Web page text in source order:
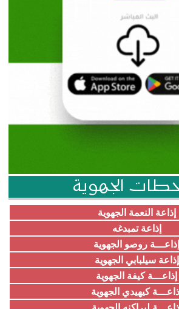
الجهوية
إذاعة النعمة الجهوية
إذاعة تمبدغه
إذاعـــة روصو الجهوية
إذاعة سيلبابي الجهوية
إذاعـــة كيفة الجهوية
كيهيدي الجهوية